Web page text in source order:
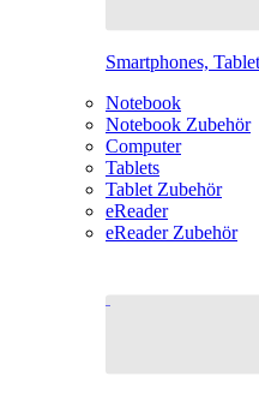
Smartphones,
Notebook
Notebook Zubehör
Computer
Tablets
Tablet Zubehör
eReader
eReader Zubehör